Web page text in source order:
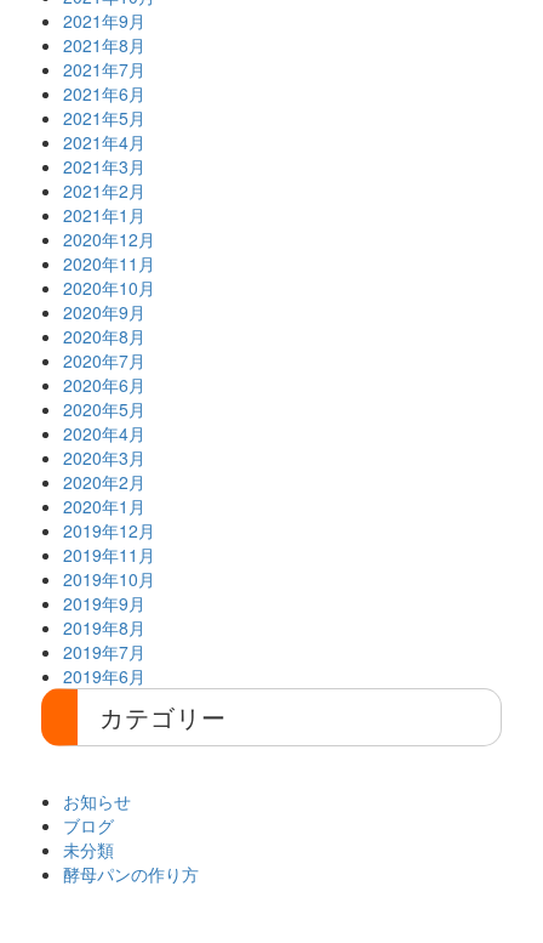
2021年9月
2021年8月
2021年7月
2021年6月
2021年5月
2021年4月
2021年3月
2021年2月
2021年1月
2020年12月
2020年11月
2020年10月
2020年9月
2020年8月
2020年7月
2020年6月
2020年5月
2020年4月
2020年3月
2020年2月
2020年1月
2019年12月
2019年11月
2019年10月
2019年9月
2019年8月
2019年7月
2019年6月
カテゴリー
お知らせ
ブログ
未分類
酵母パンの作り方